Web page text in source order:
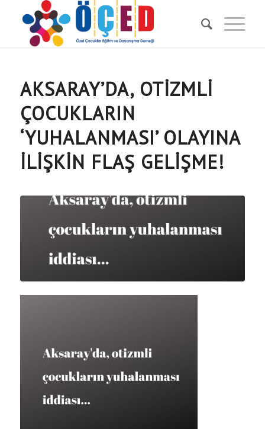
AKSARAY’DA, OTIZMLI
ÇOCUKLARIN
‘YUHALANMASI’ OLAYINA
ILIŞKIN FLAŞ GELIŞME!